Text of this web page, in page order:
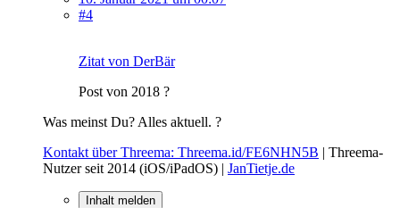
#4
Zitat von DerBär
Post von 2018 ?
Was meinst Du? Alles aktuell. ?
Kontakt über Threema: Threema.id/FE6NHN5B | Threema-
Nutzer seit 2014 (iOS/iPadOS) | JanTietje.de
Inhalt melden